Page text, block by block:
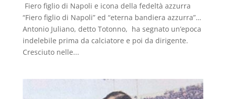
Fiero figlio di Napoli e icona della fedeltà azzurra
“Fiero figlio di Napoli” ed “eterna bandiera azzurra”…
Antonio Juliano, detto Totonno, ha segnato un’epoca
indelebile prima da calciatore e poi da dirigente.
Cresciuto nelle...